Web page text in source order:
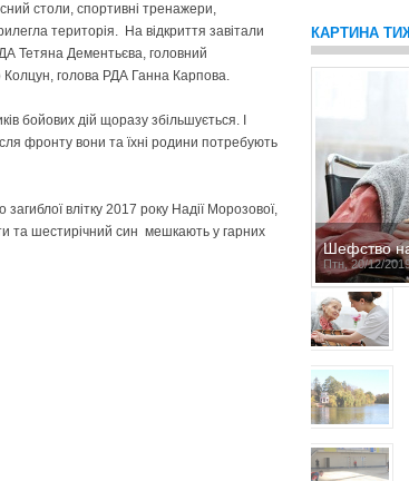
столи, спортивні тренажери,
територія. На відкриття завітали
Тетяна Дементьєва, головний
Колцун, голова РДА Ганна Карпова.
бойових дій щоразу збільшується. І
фронту вони та їхні родини потребують
влітку 2017 року Надії Морозової,
та шестирічний син мешкають у гарних
КАРТИНА
Шефство
Птн, 20/12/